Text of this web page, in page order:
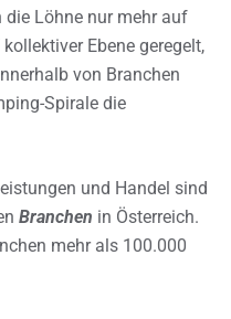
die Löhne nur mehr auf
Ebene geregelt,
von Branchen
Spirale die
und Handel sind
Branchen in Österreich.
mehr als 100.000